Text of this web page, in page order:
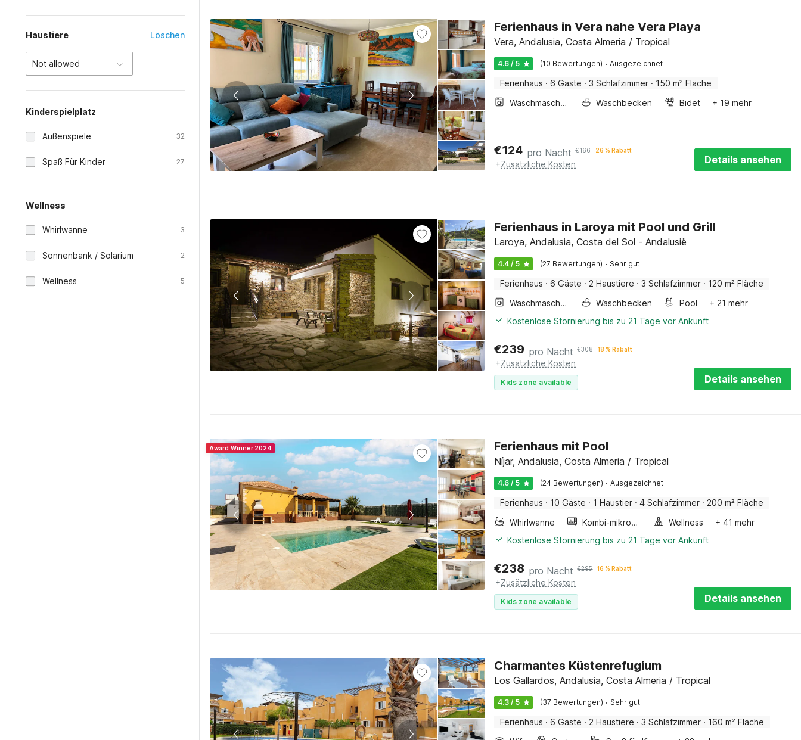
Haustiere Löschen
Not allowed
Kinderspielplatz
Außenspiele 32
Spaß Für Kinder 27
Wellness
Whirlwanne 3
Sonnenbank / Solarium 2
Wellness 5
Ferienhaus in Vera nahe Vera Playa
Vera, Andalusia, Costa Almeria / Tropical
4.6 / 5 (10 Bewertungen) · Ausgezeichnet
Ferienhaus · 6 Gäste · 3 Schlafzimmer · 150 m² Fläche
Waschmaschine
Waschbecken Bidet + 19 mehr
€124 pro Nacht €166 26 % Rabatt
+Zusätzliche Kosten Details ansehen
Ferienhaus in Laroya mit Pool und Grill
Laroya, Andalusia, Costa del Sol - Andalusië
4.4 / 5 (27 Bewertungen) · Sehr gut
Ferienhaus · 6 Gäste · 2 Haustiere · 3 Schlafzimmer · 120 m² Fläche
Waschmaschine
Waschbecken Pool
+ 21 mehr
Kostenlose Stornierung bis zu 21 Tage vor Ankunft
€239 pro Nacht €308 18 % Rabatt
+Zusätzliche Kosten
Kids zone available Details ansehen
Award Winner 2024 Ferienhaus mit Pool
Níjar, Andalusia, Costa Almeria / Tropical
4.6 / 5 (24 Bewertungen) · Ausgezeichnet
Ferienhaus · 10 Gäste · 1 Haustier · 4 Schlafzimmer · 200 m² Fläche
Whirlwanne
Kombi-mikrowelle Wellness
+ 41 mehr
Kostenlose Stornierung bis zu 21 Tage vor Ankunft
€238 pro Nacht €295 16 % Rabatt
+Zusätzliche Kosten
Kids zone available Details ansehen
Charmantes Küstenrefugium
Los Gallardos, Andalusia, Costa Almeria / Tropical
4.3 / 5 (37 Bewertungen) · Sehr gut
Ferienhaus · 6 Gäste · 2 Haustiere · 3 Schlafzimmer · 160 m² Fläche